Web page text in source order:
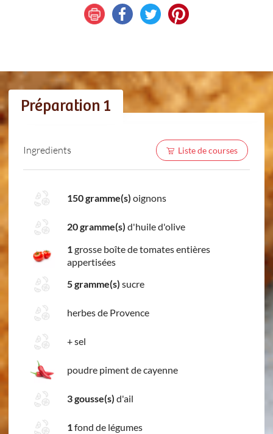
Préparation 1
Ingredients Liste de courses
150 gramme(s) oignons
20 gramme(s) d'huile d'olive
1grosse boîte de tomates entières
appertisées
5 gramme(s) sucre
herbes de Provence
+sel
poudre piment de cayenne
3 gousse(s) d'ail
1fond de légumes